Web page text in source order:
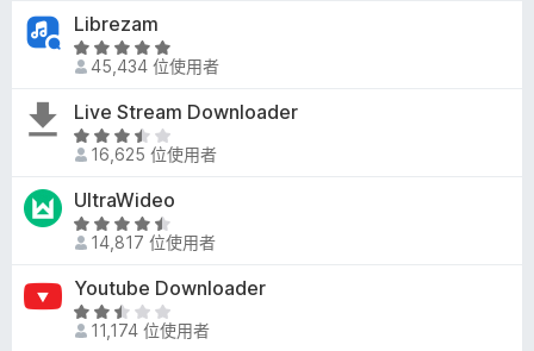
分
，
滿
分
分
3
.
7
，
滿
分
分
Librezam
評
價
4
.
8
，
滿
分
分
45,434 位使用者
Live Stream Downloader
評
價
3
7
，
滿
分
16,625 位使用者
UltraWideo
評
價
4
4
14,817 位使用者
Youtube Downloader
評
價 11,174 位使用者